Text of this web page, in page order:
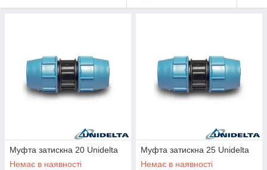
Рассчитаны на рабочее давление до 1,6 МПа (16 атмосфер).
Муфта затискна 20 Unidelta
Немає в наявності
Муфта затискна 25 Unidelta
Немає в наявності